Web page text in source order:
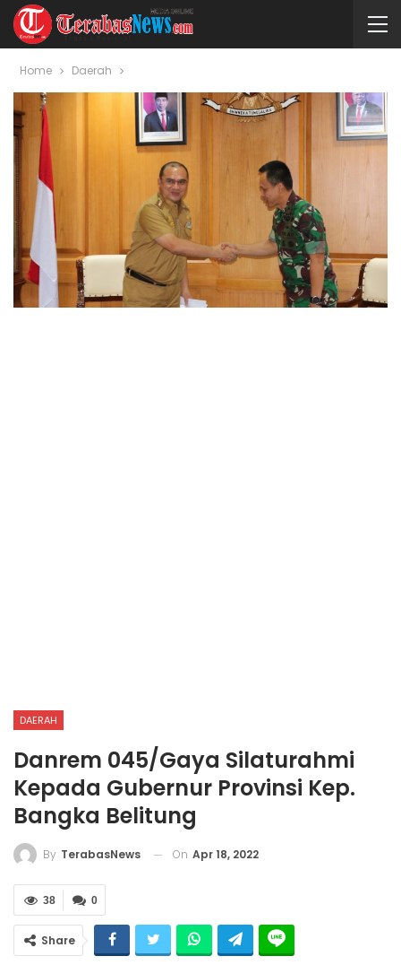
Home Daerah
DAERAH
Danrem 045/Gaya Silaturahmi
Kepada Gubernur Provinsi Kep.
Bangka Belitung
By TerabasNews On Apr 18, 2022
0
38
Share